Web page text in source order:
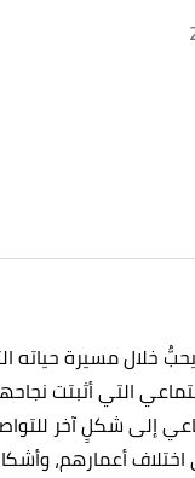
خلال مسيرة حياته
التي أثبتت
إلى شكلٍ آخر
أعمارهم،